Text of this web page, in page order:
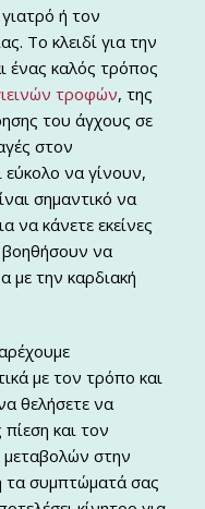
ή τον
Το κλειδί για την
ένας καλός τρόπος
τροφών, της
του άγχους σε
στον
εύκολο να γίνουν,
σημαντικό να
να κάνετε εκείνες
βοηθήσουν να
με την καρδιακή
με τον τρόπο και
θελήσετε να
και τον
στην
τα συμπτώματά σας